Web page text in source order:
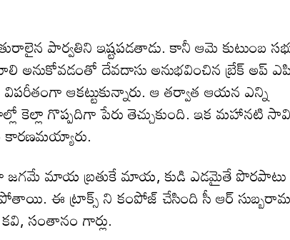
పార్వతిని ఇష్టపడతాడు. కానీ ఆమె కుటుంబ
అనుకోవడంతో దేవదాసు అనుభవించిన బ్రేక్ అప్
ఆకట్టుకున్నారు. ఆ తర్వాత ఆయన ఎన్ని
గొప్పదిగా పేరు తెచ్చుకుంది. ఇక మహానటి
కారణమయ్యారు.
జగమే మాయ బ్రతుకే మాయ, కుడి ఎడమైతే పొరపాటు
ఈ ట్రాక్స్ ని కంపోజ్ చేసింది సీ ఆర్
సంతానం గార్లు.